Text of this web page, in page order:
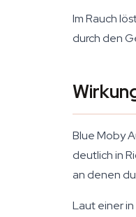
Im Rauch
durch den
Blue Moby
deutlich in
an denen
Laut einer